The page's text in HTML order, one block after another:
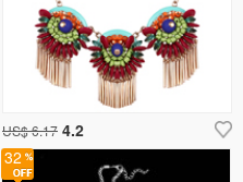
US$ 6.17 4.2
32